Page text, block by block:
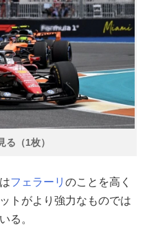
る（1枚）
フェラーリ のことを高く
トがより強力なものでは
る。